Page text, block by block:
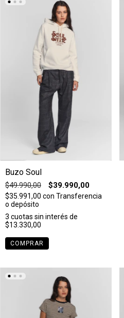
Buzo Soul
$49.990,00 $39.990,00
$35.991,00 con Transferencia
o depósito
3 cuotas sin interés de
$13.330,00
COMPRAR